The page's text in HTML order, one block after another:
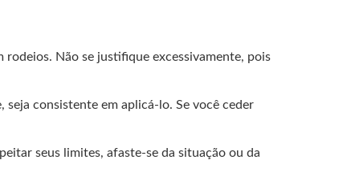
rodeios. Não se justifique excessivamente, pois
seja consistente em aplicá-lo. Se você ceder
seus limites, afaste-se da situação ou da